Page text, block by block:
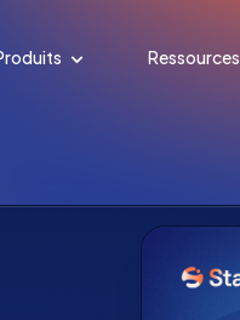
Ressources